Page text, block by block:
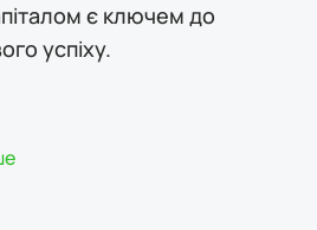
є ключем до
успіху.